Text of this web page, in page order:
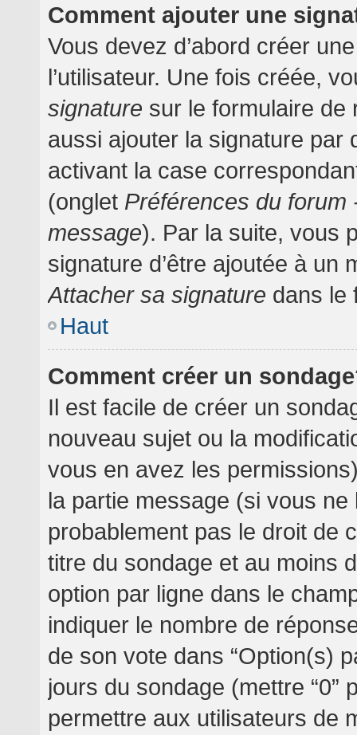
Comment ajouter une
Vous devez d’abord créer
l’utilisateur. Une fois créée,
signature sur le formulaire de
aussi ajouter la signature par
activant la case
(onglet Préférences du
message). Par la suite, vous
signature d’être ajoutée à un
Attacher sa signature dans le
Haut
Comment créer un
Il est facile de créer un
nouveau sujet ou la
vous en avez les
la partie message (si vous ne
probablement pas le droit de
titre du sondage et au moins
option par ligne dans le
indiquer le nombre de
de son vote dans “Option(s)
jours du sondage (mettre “0”
permettre aux utilisateurs de